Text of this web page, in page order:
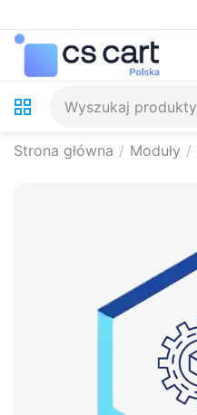
Strona główna / Moduły /